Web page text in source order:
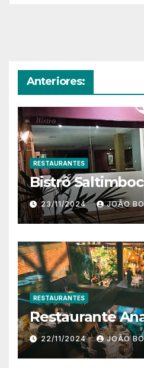
Anteriores:
RESTAURANTES
Bistrô
23/11/2024 JOÃO
RESTAURANTES
Restaurante
22/11/2024 JOÃO